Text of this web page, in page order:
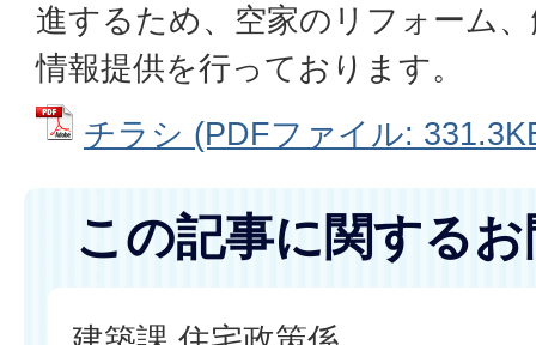
進するため、空家のリフォーム
情報提供を行っております。
チラシ (PDFファイル:
この記事に関する